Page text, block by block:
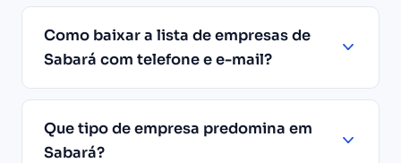
Como baixar a lista de empresas de
Sabará com telefone e e-mail?
Que tipo de empresa predomina em
Sabará?